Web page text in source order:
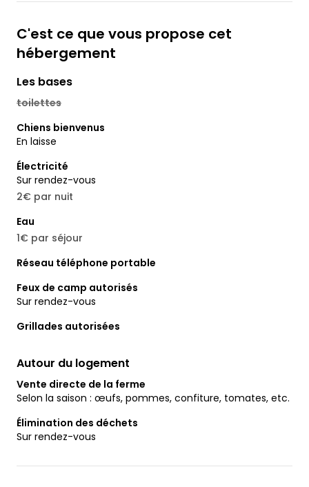
C'est ce que vous propose cet
hébergement
Les bases
toilettes
Chiens bienvenus
En laisse
Électricité
Sur rendez-vous
2€ par nuit
Eau
1€ par séjour
Réseau téléphone portable
Feux de camp autorisés
Sur rendez-vous
Grillades autorisées
Autour du logement
Vente directe de la ferme
Selon la saison : œufs, pommes, confiture, tomates, etc.
Élimination des déchets
Sur rendez-vous